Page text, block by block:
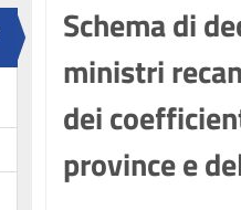
Schema di
ministri
dei
province e